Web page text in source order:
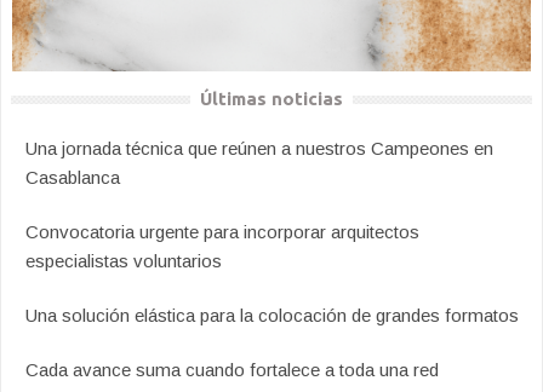
Últimas noticias
Una jornada técnica que reúnen a nuestros Campeones en
Casablanca
Convocatoria urgente para incorporar arquitectos
especialistas voluntarios
Una solución elástica para la colocación de grandes formatos
Cada avance suma cuando fortalece a toda una red